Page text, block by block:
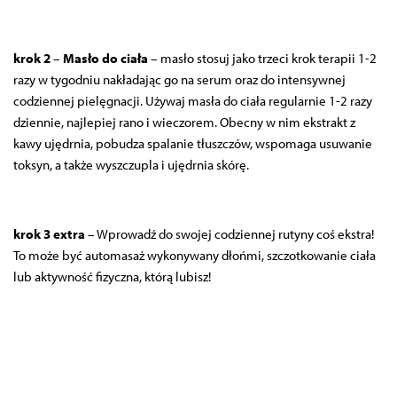
krok 2– Masło do ciała – masło stosuj jako trzeci krok terapii 1-2
razy w tygodniu nakładając go na serum oraz do intensywnej
codziennej pielęgnacji. Używaj masła do ciała regularnie 1-2 razy
dziennie, najlepiej rano i wieczorem. Obecny w nim ekstrakt z
kawy ujędrnia, pobudza spalanie tłuszczów, wspomaga usuwanie
toksyn, a także wyszczupla i ujędrnia skórę.
krok 3 extra –Wprowadź do swojej codziennej rutyny coś ekstra!
To może być automasaż wykonywany dłońmi, szczotkowanie ciała
lub aktywność fizyczna, którą lubisz!